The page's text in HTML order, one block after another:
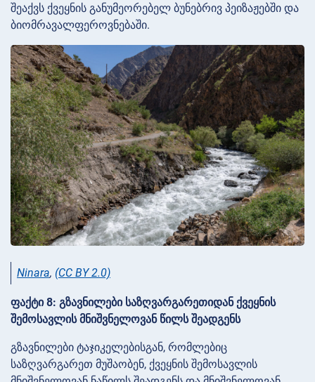
შეაქვს ქვეყნის განუმეორებელ ბუნებრივ პეიზაჟებში და
ბიომრავალფეროვნებაში.
Ninara, (CC BY 2.0)
ფაქტი 8: გზავნილები საზღვარგარეთიდან ქვეყნის
შემოსავლის მნიშვნელოვან წილს შეადგენს
გზავნილები ტაჯიკელებისგან, რომლებიც
საზღვარგარეთ მუშაობენ, ქვეყნის შემოსავლის